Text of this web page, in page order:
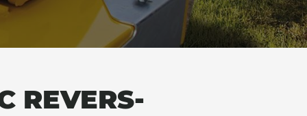
REVERS-